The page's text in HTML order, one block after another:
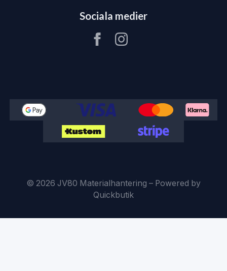
Sociala medier
© 2026 JV80 Materialhantering – Powered by
Quickbutik